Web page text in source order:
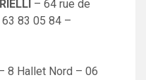
– 64 rue de
83 05 84 –
8 Hallet Nord – 06